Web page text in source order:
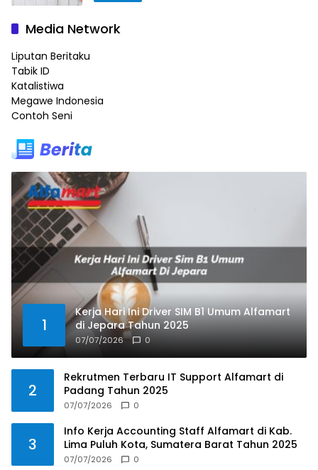
Media Network
Liputan Beritaku
Tabik ID
Katalistiwa
Megawe Indonesia
Contoh Seni
1
Kerja Hari Ini Driver SIM B1 Umum Alfamart
di Jepara Tahun 2025
07/07/2026 0
2
Rekrutmen Terbaru IT Support Alfamart di
Padang Tahun 2025
07/07/2026 0
3
Info Kerja Accounting Staff Alfamart di Kab.
Lima Puluh Kota, Sumatera Barat Tahun 2025
07/07/2026 0